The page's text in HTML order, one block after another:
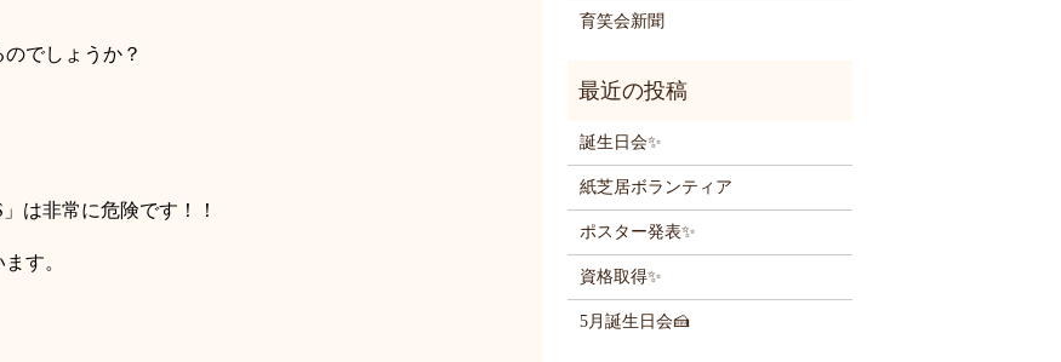
でしょうか？
」は非常に危険です！！
す。
育笑会新聞
誕生日会✨
紙芝居ボランティア
ポスター発表✨
資格取得✨
5月誕生日会🍰